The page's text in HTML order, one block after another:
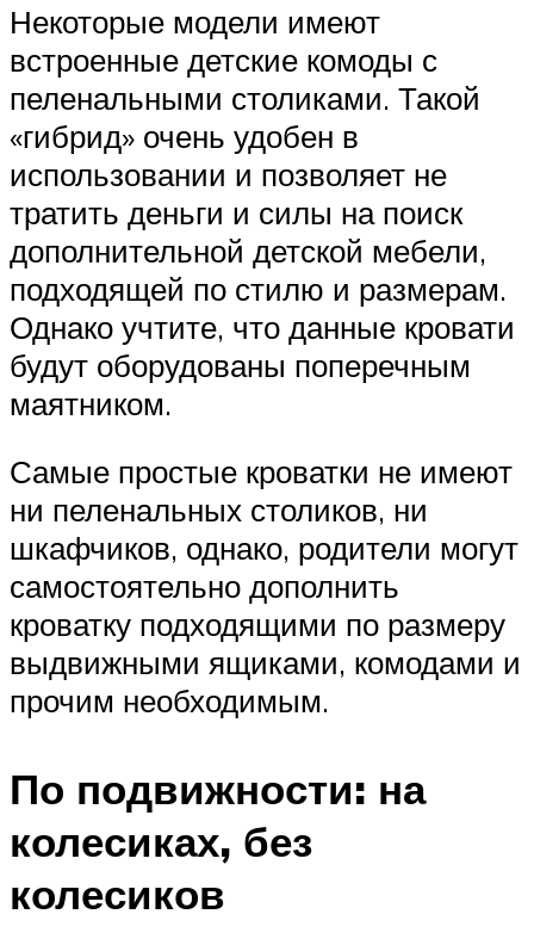
Некоторые модели имеют
встроенные детские комоды с
пеленальными столиками. Такой
«гибрид» очень удобен в
использовании и позволяет не
тратить деньги и силы на поиск
дополнительной детской мебели,
подходящей по стилю и размерам.
Однако учтите, что данные кровати
будут оборудованы поперечным
маятником.
Самые простые кроватки не имеют
ни пеленальных столиков, ни
шкафчиков, однако, родители могут
самостоятельно дополнить
кроватку подходящими по размеру
выдвижными ящиками, комодами и
прочим необходимым.
По подвижности: на
колесиках, без
колесиков